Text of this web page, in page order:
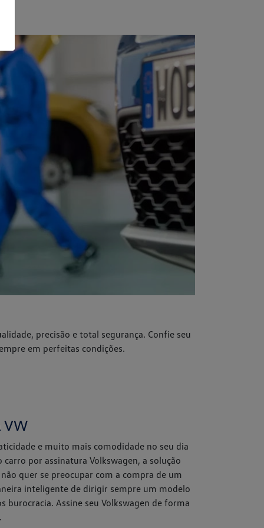
precisão e total segurança. Confie seu
em perfeitas condições.
VW
e muito mais comodidade no seu dia
carro por assinatura Volkswagen, a solução
quer se preocupar com a compra de um
inteligente de dirigir sempre um modelo
burocracia. Assine seu Volkswagen de forma